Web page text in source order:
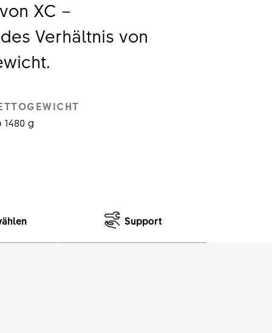
XC –
Verhältnis von
1480 g
Support